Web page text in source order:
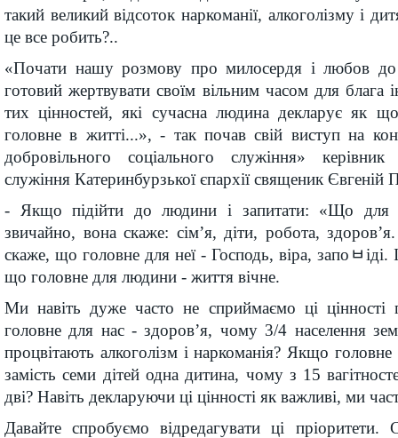
такий великий відсоток наркоманії, алкоголізму і
це все робить?..
«Почати нашу розмову про милосердя і любов
готовий жертвувати своїм вільним часом для блага
тих цінностей, які сучасна людина декларує як
головне в житті...», - так почав свій виступ на
добровільного соціального служіння» керівник
служіння Катеринбурзької єпархії священик Євгеній
- Якщо підійти до людини і запитати: «Що для
звичайно, вона скаже: сім’я, діти, робота,
скаже, що головне для неї - Господь, віра, запоﾲіді.
що головне для людини - життя вічне.
Ми навіть дуже часто не сприймаємо ці
головне для нас - здоров’я, чому 3/4 населення
процвітають алкоголізм і наркоманія? Якщо
замість семи дітей одна дитина, чому з 15
дві? Навіть декларуючи ці цінності як важливі, ми
Давайте спробуємо відредагувати ці